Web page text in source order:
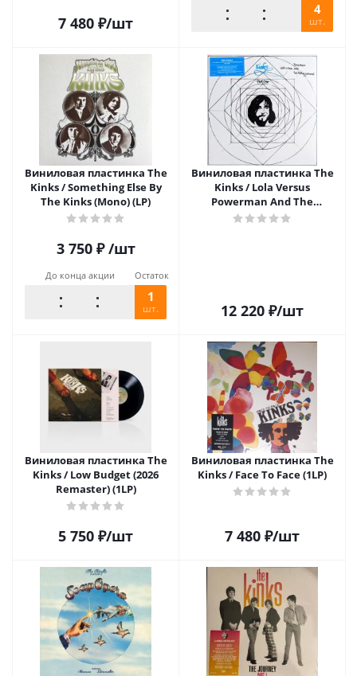
7 480 ₽/шт
4
шт.
Виниловая пластинка The
Kinks / Something Else By
The Kinks (Mono) (LP)
3 750₽ /шт
До конца акции Остаток
1
шт.
Виниловая пластинка The
Kinks / Lola Versus
Powerman And The
Moneygoround (LP)
12 220 ₽/шт
Виниловая пластинка The
Kinks / Low Budget (2026
Remaster) (1LP)
5 750 ₽/шт
Виниловая пластинка The
Kinks / Face To Face (1LP)
7 480 ₽/шт